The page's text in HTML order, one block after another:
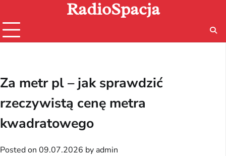
content
RadioSpacja
Za metr pl – jak sprawdzić
rzeczywistą cenę metra
kwadratowego
Posted on 09.07.2026 by admin